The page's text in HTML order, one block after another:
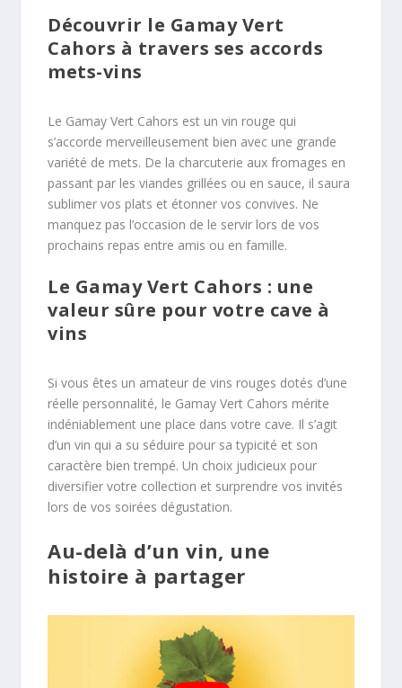
Découvrir le Gamay Vert
Cahors à travers ses accords
mets-vins
Le Gamay Vert Cahors est un vin rouge qui
s’accorde merveilleusement bien avec une grande
variété de mets. De la charcuterie aux fromages en
passant par les viandes grillées ou en sauce, il saura
sublimer vos plats et étonner vos convives. Ne
manquez pas l’occasion de le servir lors de vos
prochains repas entre amis ou en famille.
Le Gamay Vert Cahors : une
valeur sûre pour votre cave à
vins
Si vous êtes un amateur de vins rouges dotés d’une
réelle personnalité, le Gamay Vert Cahors mérite
indéniablement une place dans votre cave. Il s’agit
d’un vin qui a su séduire pour sa typicité et son
caractère bien trempé. Un choix judicieux pour
diversifier votre collection et surprendre vos invités
lors de vos soirées dégustation.
Au-delà d’un vin, une
histoire à partager